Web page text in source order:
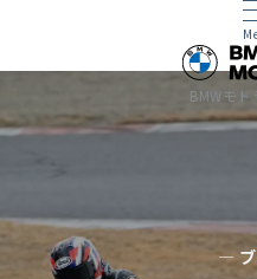
BMWモ
—